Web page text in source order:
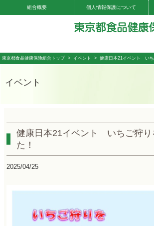
組合概要 個人情報保護について
東京都食品健康保険組合トップ> イベント > 健康日本21イベント いち
イベント
健康日本21イベント いちご狩り
た！
2025/04/25